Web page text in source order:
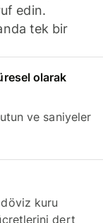
edin.
tek bir
olarak
ve saniyeler
döviz kuru
dert